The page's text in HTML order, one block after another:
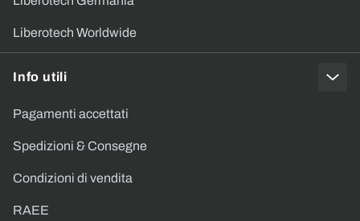
Liberotech Worldwide
Info utili
Pagamenti accettati
Spedizioni & Consegne
Condizioni di vendita
RAEE